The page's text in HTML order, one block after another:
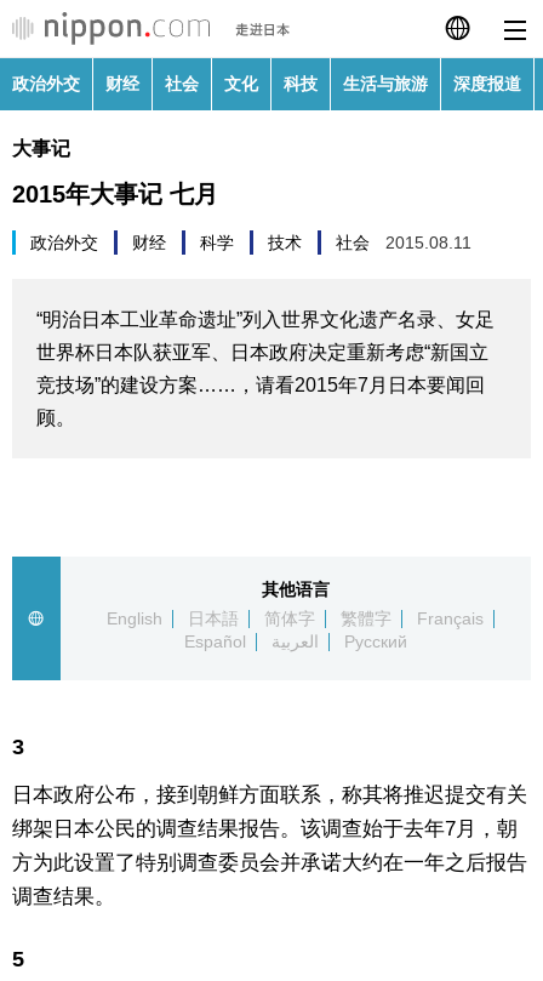
日本語
العربية
政治外交
社会
新闻
话题
政治外交 财经 社会 文化 科技 生活与旅游 深度报道
大事记
2015年大事记 七月
政治外交 财经 科学 技术 社会 2015.08.11
“明治日本工业革命遗址”列入世界文化遗产名录、女足
世界杯日本队获亚军、日本政府决定重新考虑“新国立
竞技场”的建设方案……，请看2015年7月日本要闻回
顾。
其他语言
English
日本語 简体字 繁體字
Français
Español
العربية Русский
3
日本政府公布，接到朝鲜方面联系，称其将推迟提交有关
绑架日本公民的调查结果报告。该调查始于去年7月，朝
方为此设置了特别调查委员会并承诺大约在一年之后报告
调查结果。
5